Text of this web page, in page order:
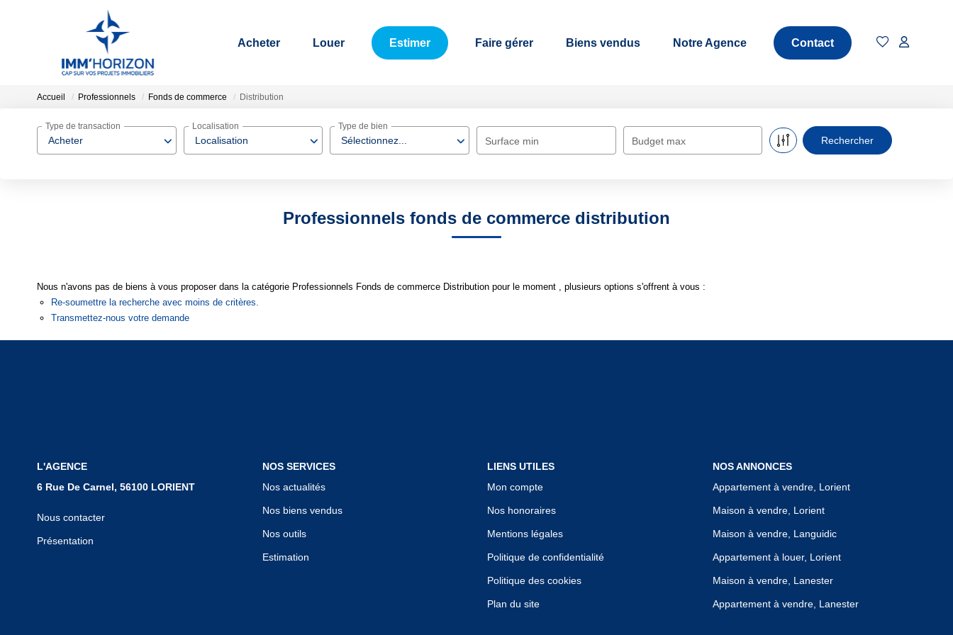
Acheter Louer Estimer Faire gérer Biens vendus Notre Agence Contact
Accueil Professionnels Fonds de commerce Distribution
Acheter
Type de transaction
Localisation
Localisation
Sélectionnez...
Type de bien
Surface min Budget max
Professionnels fonds de commerce distribution
Nous n'avons pas de biens à vous proposer dans la catégorie Professionnels Fonds de commerce Distribution pour le moment , plusieurs options s'offrent à vous :
Re-soumettre la recherche avec moins de critères.
Transmettez-nous votre demande
L'AGENCE
6 Rue De Carnel, 56100 LORIENT
Nous contacter
Présentation
NOS SERVICES
Nos actualités
Nos biens vendus
Nos outils
Estimation
LIENS UTILES
Mon compte
Nos honoraires
Mentions légales
Politique de confidentialité
Politique des cookies
Plan du site
NOS ANNONCES
Appartement à vendre, Lorient
Maison à vendre, Lorient
Maison à vendre, Languidic
Appartement à louer, Lorient
Maison à vendre, Lanester
Appartement à vendre, Lanester